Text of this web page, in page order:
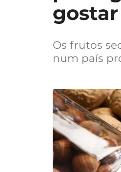
gostar
Os frutos
num país